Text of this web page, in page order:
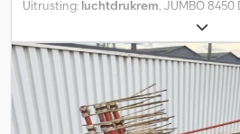
Uitrusting: luchtdrukrem, JUMBO
Tridem Opraapwagen Jumbo 8450 DB
aftakas, 0030 Invoerversnelling 1000
luchtdrukremsysteem, 0050
Gedwongen besturing, hydraulische
lastafhankelijk, load-sensing, 0080
0090 Laadruimte afdekking, camera,